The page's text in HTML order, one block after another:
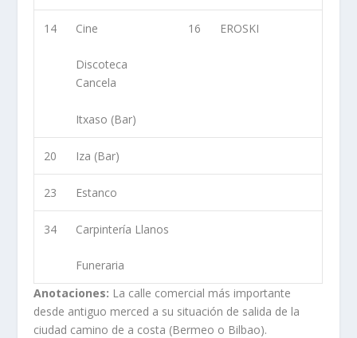
14 Cine
Discoteca
Cancela
Itxaso (Bar)
16 EROSKI
20 Iza (Bar)
23 Estanco
34 Carpintería Llanos
Funeraria
Anotaciones: La calle comercial más importante
desde antiguo merced a su situación de salida de la
ciudad camino de a costa (Bermeo o Bilbao).